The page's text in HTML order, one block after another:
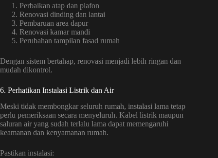
Perbaikan atap dan plafon
Renovasi dinding dan lantai
Pembaruan area dapur
Renovasi kamar mandi
Perubahan tampilan fasad rumah
Dengan sistem bertahap, renovasi menjadi lebih ringan dan
mudah dikontrol.
6. Perhatikan Instalasi Listrik dan Air
Meski tidak membongkar seluruh rumah, instalasi lama tetap
perlu pemeriksaan secara menyeluruh. Kabel listrik maupun
saluran air yang sudah terlalu lama dapat memengaruhi
keamanan dan kenyamanan rumah.
Pastikan instalasi: